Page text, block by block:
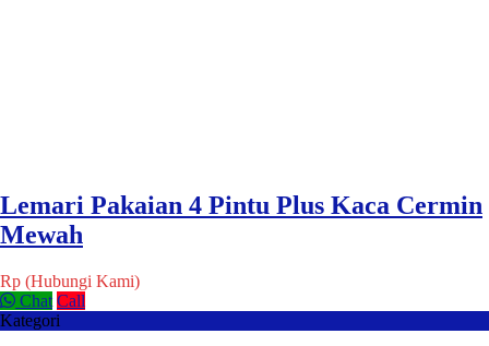
Lemari Pakaian 4 Pintu Plus Kaca Cermin
Mewah
Rp (Hubungi Kami)
Chat Call
Kategori